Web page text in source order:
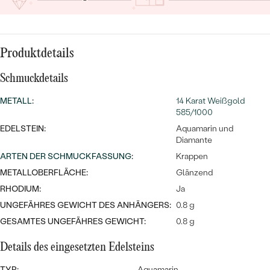
Meistverkaufte
Eheringe
GOLD
PLATIN
SILBER
SCHMUCK MIT LAB GROWN
DIAMANTEN
PERLENSCHMUCK
PERSONALISIERT
SYMBOLISCH
MINIMALISTISCH
NACH ANLASS
LUXURIÖSE
LUXURIÖSE
Produktdetails
Schmuckdetails
METALL:
14 Karat Weißgold
585/1000
EDELSTEIN:
Aquamarin und
Diamante
ARTEN DER SCHMUCKFASSUNG:
Krappen
METALLOBERFLÄCHE:
Glänzend
RHODIUM:
Ja
UNGEFÄHRES GEWICHT DES ANHÄNGERS: 0.8 g
GESAMTES UNGEFÄHRES GEWICHT:
0.8 g
Details des eingesetzten Edelsteins